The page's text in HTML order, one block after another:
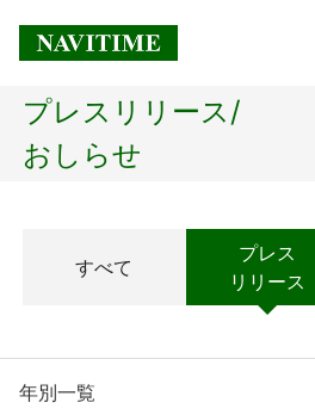
トップページ
経営理念
プレスリリース/
おしらせ
すべて
プレス
リリース
年別一覧